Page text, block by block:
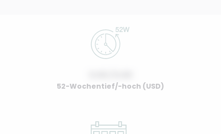
52-Wochentief/-hoch (USD)